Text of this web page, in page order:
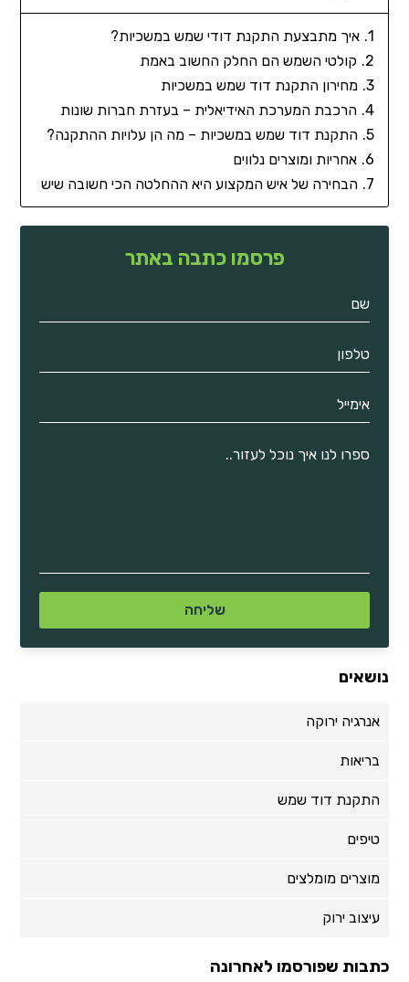
איך מתבצעת התקנת דודי שמש במשכיות?
קולטי השמש הם החלק החשוב באמת
מחירון התקנת דוד שמש במשכיות
הרכבת המערכת האידיאלית – בעזרת חברות שונות
התקנת דוד שמש במשכיות – מה הן עלויות ההתקנה?
אחריות ומוצרים נלווים
הבחירה של איש המקצוע היא ההחלטה הכי חשובה שיש
פרסמו כתבה באתר
נושאים
אנרגיה ירוקה
בריאות
התקנת דוד שמש
טיפים
מוצרים מומלצים
עיצוב ירוק
כתבות שפורסמו לאחרונה